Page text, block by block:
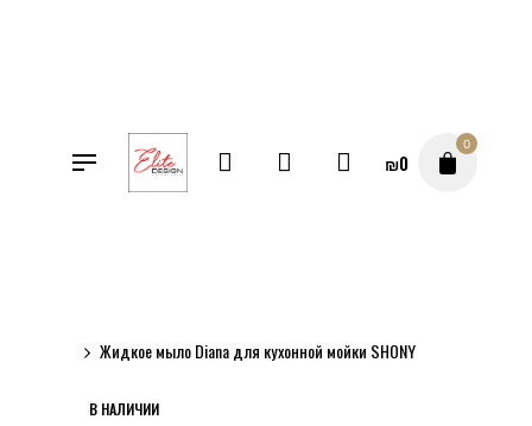
₪0
0
Жидкое мыло Diana для кухонной мойки SHONY
В НАЛИЧИИ